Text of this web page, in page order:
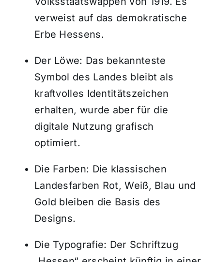
verweist auf das demokratische
Erbe Hessens.
Der Löwe: Das bekannteste
Symbol des Landes bleibt als
kraftvolles Identitätszeichen
erhalten, wurde aber für die
digitale Nutzung grafisch
optimiert.
Die Farben: Die klassischen
Landesfarben Rot, Weiß, Blau und
Gold bleiben die Basis des
Designs.
Die Typografie: Der Schriftzug